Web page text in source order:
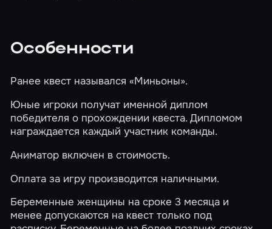
Особенности
Ранее квест назывался «Миньоны».
Юные игроки получат именной диплом
победителя о прохождении квеста. Дипломом
награждается каждый участник команды.
Аниматор включен в стоимость.
Оплата за игру производится наличными.
Беременные женщины на сроке 3 месяца и
менее допускаются на квест только под